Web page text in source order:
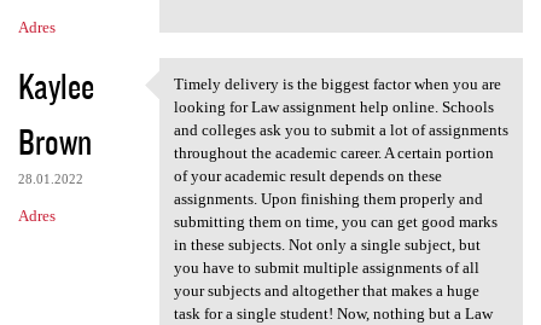
Adres
Kaylee
Brown
28.01.2022
Adres
Timely delivery is the
Timely delivery is the biggest factor when you are
looking for Law assignment help online. Schools
and colleges ask you to submit a lot of assignments
throughout the academic career. A certain portion
of your academic result depends on these
assignments. Upon finishing them properly and
submitting them on time, you can get good marks
in these subjects. Not only a single subject, but
you have to submit multiple assignments of all
your subjects and altogether that makes a huge
task for a single student! Now, nothing but a Law